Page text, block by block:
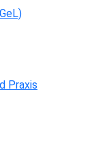
Praxis